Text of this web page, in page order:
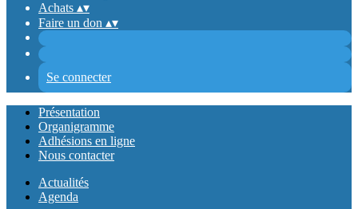
Achats ▴▾
Faire un don ▴▾
Se connecter
Présentation
Organigramme
Adhésions en ligne
Nous contacter
Actualités
Agenda